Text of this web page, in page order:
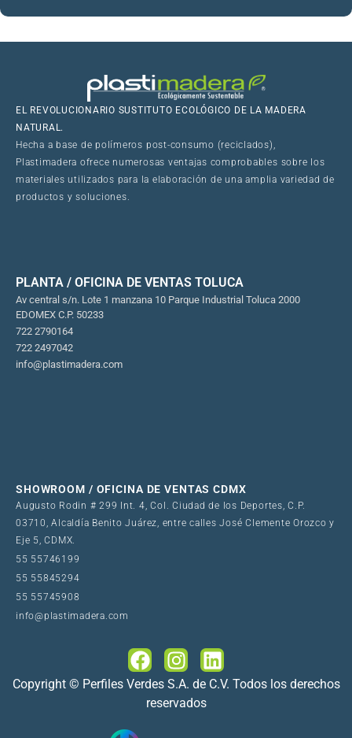
EL REVOLUCIONARIO SUSTITUTO ECOLÓGICO DE LA MADERA
NATURAL.
Hecha a base de polímeros post-consumo (reciclados),
Plastimadera ofrece numerosas ventajas comprobables sobre los
materiales utilizados para la elaboración de una amplia variedad de
productos y soluciones.
PLANTA / OFICINA DE VENTAS TOLUCA
Av central s/n. Lote 1 manzana 10 Parque Industrial Toluca 2000
EDOMEX C.P. 50233
722 2790164
722 2497042
info@plastimadera.com
SHOWROOM / OFICINA DE VENTAS CDMX
Augusto Rodin # 299 Int. 4, Col. Ciudad de los Deportes, C.P.
03710, Alcaldía Benito Juárez, entre calles José Clemente Orozco y
Eje 5, CDMX.
55 55746199
55 55845294
55 55745908
info@plastimadera.com
Copyright © Perfiles Verdes S.A. de C.V. Todos los derechos
reservados